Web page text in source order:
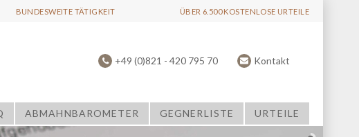
BUNDESWEITE TÄTIGKEIT ÜBER 6.500 KOSTENLOSE URTEILE
+49 (0)821 - 420 795 70 Kontakt
ABMAHNBAROMETER GEGNERLISTE URTEILE